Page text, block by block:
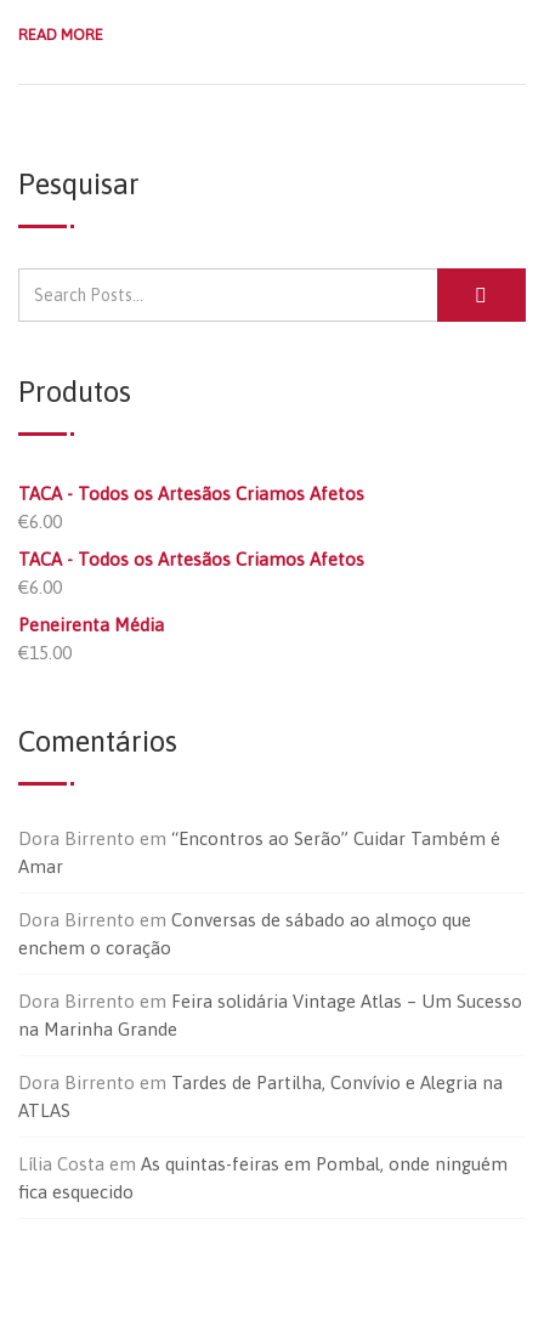
READ MORE
Pesquisar
Produtos
TACA - Todos os Artesãos Criamos Afetos
€6.00
TACA - Todos os Artesãos Criamos Afetos
€6.00
Peneirenta Média
€15.00
Comentários
Dora Birrento em “Encontros ao Serão” Cuidar Também é
Amar
Dora Birrento em Conversas de sábado ao almoço que
enchem o coração
Dora Birrento em Feira solidária Vintage Atlas – Um Sucesso
na Marinha Grande
Dora Birrento em Tardes de Partilha, Convívio e Alegria na
ATLAS
Lília Costa em As quintas-feiras em Pombal, onde ninguém
fica esquecido